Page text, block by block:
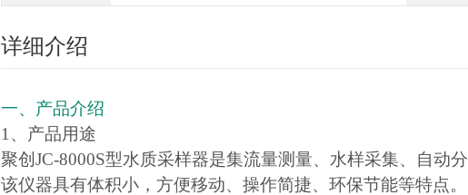
详细介绍
一、产品介绍
1、产品用途
聚创JC-8000S型水质采样器是集流量测量、水样采集、自动
该仪器具有体积小，方便移动、操作简捷、环保节能等特点。